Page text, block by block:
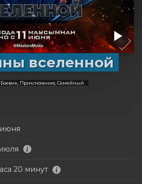
вселенной
Боевик, Приключения, Семейный
20 минут